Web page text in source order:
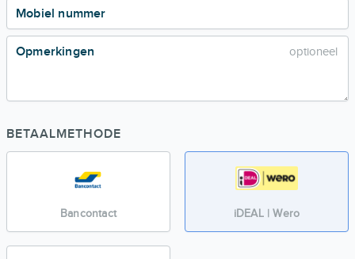
Mobiel nummer
Opmerkingen
BETAALMETHODE
Bancontact iDEAL | Wero